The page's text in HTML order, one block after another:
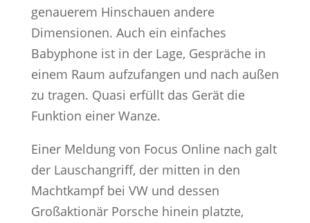
genauerem Hinschauen andere
Dimensionen. Auch ein einfaches
Babyphone ist in der Lage, Gespräche in
einem Raum aufzufangen und nach außen
zu tragen. Quasi erfüllt das Gerät die
Funktion einer Wanze.
Einer Meldung von Focus Online nach galt
der Lauschangriff, der mitten in den
Machtkampf bei VW und dessen
Großaktionär Porsche hinein platzte,